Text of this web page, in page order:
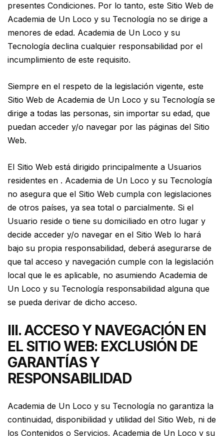
presentes Condiciones. Por lo tanto, este Sitio Web de
Academia de Un Loco y su Tecnología no se dirige a
menores de edad. Academia de Un Loco y su
Tecnología declina cualquier responsabilidad por el
incumplimiento de este requisito.
Siempre en el respeto de la legislación vigente, este
Sitio Web de Academia de Un Loco y su Tecnología se
dirige a todas las personas, sin importar su edad, que
puedan acceder y/o navegar por las páginas del Sitio
Web.
El Sitio Web está dirigido principalmente a Usuarios
residentes en . Academia de Un Loco y su Tecnología
no asegura que el Sitio Web cumpla con legislaciones
de otros países, ya sea total o parcialmente. Si el
Usuario reside o tiene su domiciliado en otro lugar y
decide acceder y/o navegar en el Sitio Web lo hará
bajo su propia responsabilidad, deberá asegurarse de
que tal acceso y navegación cumple con la legislación
local que le es aplicable, no asumiendo Academia de
Un Loco y su Tecnología responsabilidad alguna que
se pueda derivar de dicho acceso.
III. ACCESO Y NAVEGACIÓN EN
EL SITIO WEB: EXCLUSIÓN DE
GARANTÍAS Y
RESPONSABILIDAD
Academia de Un Loco y su Tecnología no garantiza la
continuidad, disponibilidad y utilidad del Sitio Web, ni de
los Contenidos o Servicios. Academia de Un Loco y su